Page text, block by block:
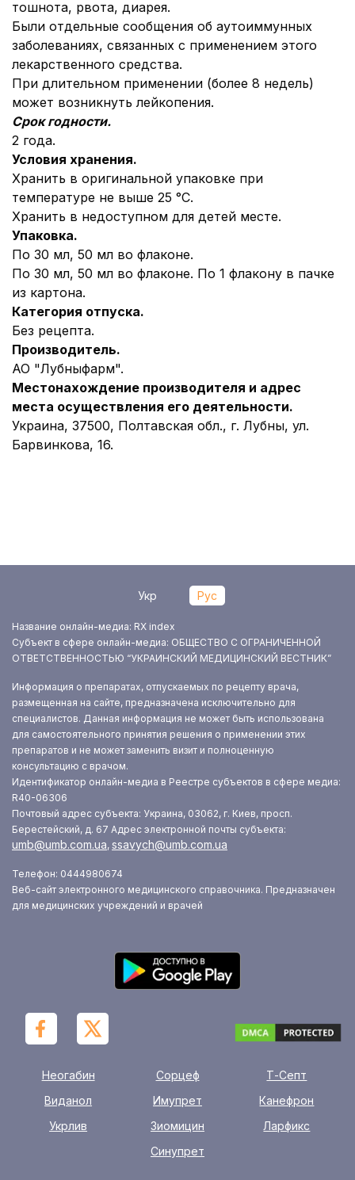
тошнота, рвота, диарея.
Были отдельные сообщения об аутоиммунных
заболеваниях, связанных с применением этого
лекарственного средства.
При длительном применении (более 8 недель)
может возникнуть лейкопения.
Срок годности.
2 года.
Условия хранения.
Хранить в оригинальной упаковке при
температуре не выше 25 °С.
Хранить в недоступном для детей месте.
Упаковка.
По 30 мл, 50 мл во флаконе.
По 30 мл, 50 мл во флаконе. По 1 флакону в пачке
из картона.
Категория отпуска.
Без рецепта.
Производитель.
АО "Лубныфарм".
Местонахождение производителя и адрес
места осуществления его деятельности.
Украина, 37500, Полтавская обл., г. Лубны, ул.
Барвинкова, 16.
Укр Рус
Название онлайн-медиа: RX index
Субъект в сфере онлайн-медиа: ОБЩЕСТВО С ОГРАНИЧЕННОЙ
ОТВЕТСТВЕННОСТЬЮ “УКРАИНСКИЙ МЕДИЦИНСКИЙ ВЕСТНИК”
Информация о препаратах, отпускаемых по рецепту врача,
размещенная на сайте, предназначена исключительно для
специалистов. Данная информация не может быть использована
для самостоятельного принятия решения о применении этих
препаратов и не может заменить визит и полноценную
консультацию с врачом.
Идентификатор онлайн-медиа в Реестре субъектов в сфере медиа:
R40-06306
Почтовый адрес субъекта: Украина, 03062, г. Киев, просп.
Берестейский, д. 67 Адрес электронной почты субъекта:
umb@umb.com.ua, ssavych@umb.com.ua
Телефон: 0444980674
Веб-сайт электронного медицинского справочника. Предназначен
для медицинских учреждений и врачей
Неогабин Сорцеф
Т-Септ
Виданол
Имупрет
Канефрон
Укрлив
Зиомицин
Ларфикс
Синупрет